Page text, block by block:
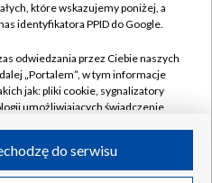
S.A. w likwidacji
które wskazujemy poniżej, a
identyfikatora PPID do Google.
odwiedzania przez Ciebie naszych
„Portalem”, w tym informacje
jak: pliki cookie, sygnalizatory
umożliwiających świadczenie
do serwisu